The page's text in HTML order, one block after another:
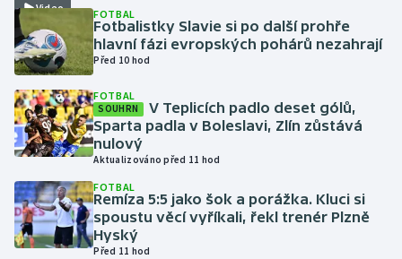
Judo
Krasobruslení
Lezení
Lyže a snowboard
Moderní pětiboj
Motorsport
Video FOTBAL
Fotbalistky Slavie si po další prohře
hlavní fázi evropských pohárů nezahrají
Před 10 hod
FOTBAL
SOUHRN
V Teplicích padlo deset gólů,
Sparta padla v Boleslavi, Zlín zůstává
nulový
Aktualizováno před 11 hod
FOTBAL
Remíza 5:5 jako šok a porážka. Kluci si
spoustu věcí vyříkali, řekl trenér Plzně
Hyský
Před 11 hod